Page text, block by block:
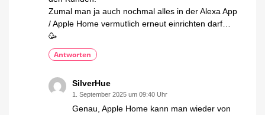
Zumal man ja auch nochmal alles in der Alexa App
/ Apple Home vermutlich erneut einrichten darf…
🥳
Antworten
SilverHue
1. September 2025 um 09:40 Uhr
Genau, Apple Home kann man wieder von